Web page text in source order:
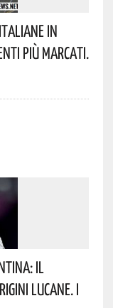
In
Più Marcati.
Il
Lucane. I